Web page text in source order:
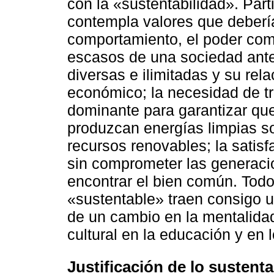
con la «sustentabilidad».
contempla valores que
comportamiento, el poder
escasos de una sociedad
diversas e ilimitadas y su
económico; la necesidad de
dominante para garantizar
produzcan energías limpias
recursos renovables; la
sin comprometer las
encontrar el bien común.
«sustentable» traen consigo
de un cambio en la
cultural en la educación y en
Justificación de lo